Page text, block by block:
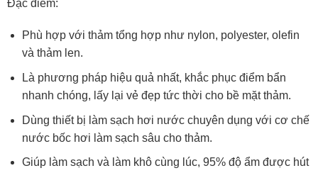
Đặc điểm:
Phù hợp với thảm tổng hợp như nylon, polyester, olefin
và thảm len.
Là phương pháp hiệu quả nhất, khắc phục điểm bẩn
nhanh chóng, lấy lại vẻ đẹp tức thời cho bề mặt thảm.
Dùng thiết bị làm sạch hơi nước chuyên dụng với cơ chế
nước bốc hơi làm sạch sâu cho thảm.
Giúp làm sạch và làm khô cùng lúc, 95% độ ẩm được hút